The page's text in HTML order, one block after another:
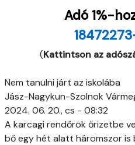
Adó 1%-
(Kattintson az
Nem tanulni járt az iskolába
Jász-Nagykun-Szolnok
2024. 06. 20., cs - 08:32
A karcagi rendőrök őrizetbe
bő egy hét alatt háromszor is